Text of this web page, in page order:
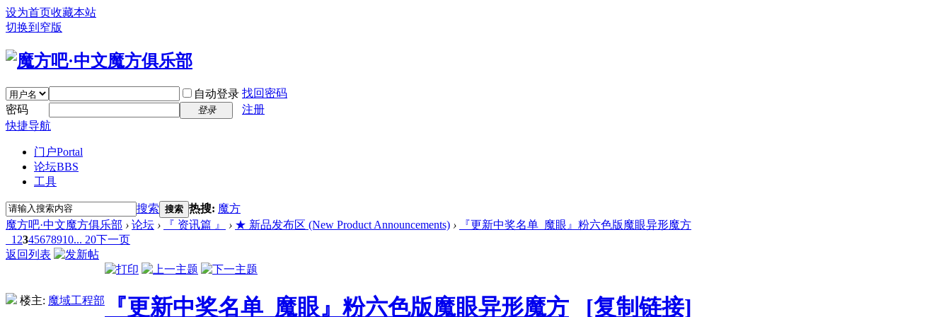
设为首页收藏本站
切换到窄版
自动登录 找回密码
密码
登录
注册
快捷导航
门户Portal
论坛BBS
工具
搜索 搜索 热搜: 魔方
魔方吧·中文魔方俱乐部 › 论坛 › 『 资讯篇 』 › ★ 新品发布区 (New Product Announcements) ›
『更新中奖名单_魔眼』粉六色版魔眼异形魔方
1 2345678910... 20下一页
返回列表
楼主: 魔域工程部 『更新中奖名单_魔眼』粉六色版魔眼异形魔方 [复制链接]